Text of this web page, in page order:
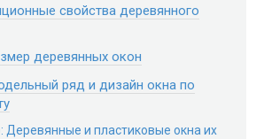
свойства деревянного
деревянных окон
ряд и дизайн окна по
Деревянные и пластиковые окна их